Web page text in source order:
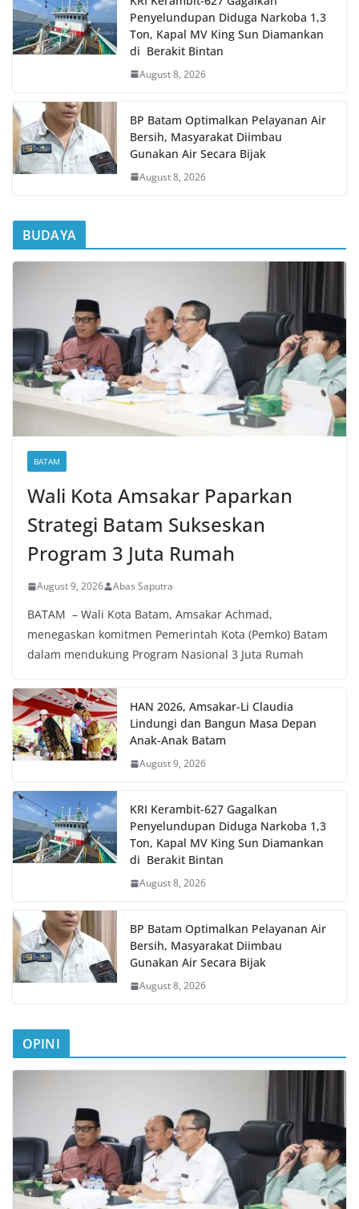
Penyelundupan Diduga Narkoba 1,3
Ton, Kapal MV King Sun Diamankan
di Berakit Bintan
August 8, 2026
BP Batam Optimalkan Pelayanan Air
Bersih, Masyarakat Diimbau
Gunakan Air Secara Bijak
August 8, 2026
BUDAYA
BATAM
Wali Kota Amsakar Paparkan
Strategi Batam Sukseskan
Program 3 Juta Rumah
August 9, 2026 Abas Saputra
BATAM – Wali Kota Batam, Amsakar Achmad,
menegaskan komitmen Pemerintah Kota (Pemko) Batam
dalam mendukung Program Nasional 3 Juta Rumah
HAN 2026, Amsakar-Li Claudia
Lindungi dan Bangun Masa Depan
Anak-Anak Batam
August 9, 2026
KRI Kerambit-627 Gagalkan
Penyelundupan Diduga Narkoba 1,3
Ton, Kapal MV King Sun Diamankan
di Berakit Bintan
August 8, 2026
BP Batam Optimalkan Pelayanan Air
Bersih, Masyarakat Diimbau
Gunakan Air Secara Bijak
August 8, 2026
OPINI